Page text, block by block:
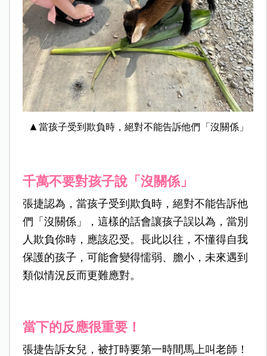
▲ 當孩子受到欺負時，絕對不能告訴他們「沒關係」
千萬不要對孩子說「沒關係」
張捷認為，當孩子受到欺負時，絕對不能告訴他
們「沒關係」，這樣的話會讓孩子誤以為，當別
人欺負你時，應該忍受。長此以往，不懂得自我
保護的孩子，可能會變得懦弱、膽小，未來遇到
類似情況反而更難應對。
當下的反應很重要！
張捷告訴女兒，被打時要第一時間馬上叫老師！